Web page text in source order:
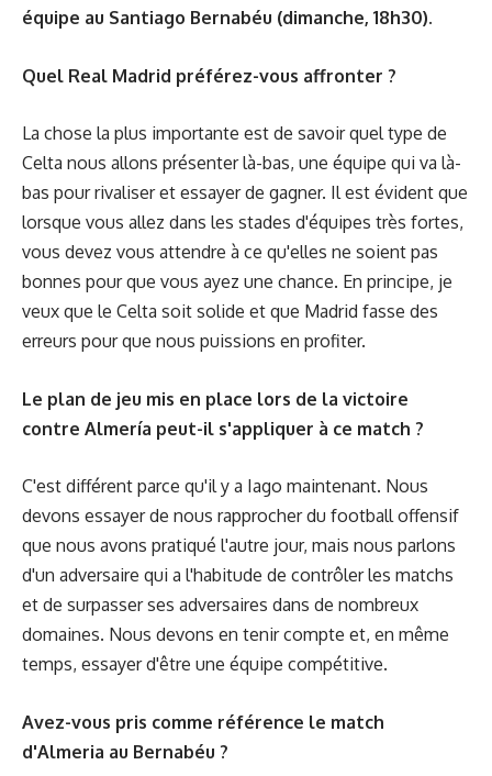
équipe au Santiago Bernabéu (dimanche, 18h30).
Quel Real Madrid préférez-vous affronter ?
La chose la plus importante est de savoir quel type de
Celta nous allons présenter là-bas, une équipe qui va là-
bas pour rivaliser et essayer de gagner. Il est évident que
lorsque vous allez dans les stades d'équipes très fortes,
vous devez vous attendre à ce qu'elles ne soient pas
bonnes pour que vous ayez une chance. En principe, je
veux que le Celta soit solide et que Madrid fasse des
erreurs pour que nous puissions en profiter.
Le plan de jeu mis en place lors de la victoire
contre Almería peut-il s'appliquer à ce match ?
C'est différent parce qu'il y a Iago maintenant. Nous
devons essayer de nous rapprocher du football offensif
que nous avons pratiqué l'autre jour, mais nous parlons
d'un adversaire qui a l'habitude de contrôler les matchs
et de surpasser ses adversaires dans de nombreux
domaines. Nous devons en tenir compte et, en même
temps, essayer d'être une équipe compétitive.
Avez-vous pris comme référence le match
d'Almeria au Bernabéu ?